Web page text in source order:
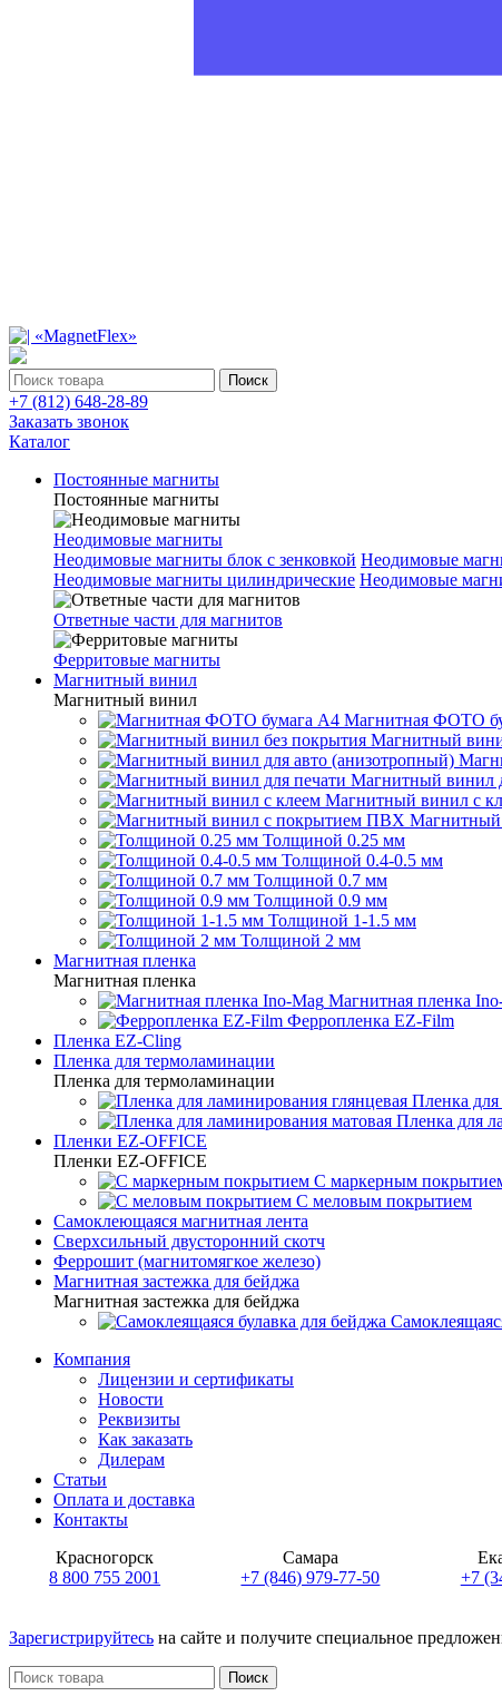
Поиск
+7 (812) 648-28-89
Заказать звонок
Каталог
Постоянные магниты
Постоянные магниты
Неодимовые магниты
Неодимовые магниты блок с зенковкой Неодимовые
Неодимовые магниты цилиндрические Неодимовые
Ответные части для магнитов
Ферритовые магниты
Магнитный винил
Магнитный винил
Магнитная ФОТО
Магнитный
Магнитный винил
Магнитный винил с
Толщиной 0.25 мм
Толщиной 0.4-0.5 мм
Толщиной 0.7 мм
Толщиной 0.9 мм
Толщиной 1-1.5 мм
Толщиной 2 мм
Магнитная пленка
Магнитная пленка
Магнитная пленка
Ферропленка EZ-Film
Пленка EZ-Cling
Пленка для термоламинации
Пленка для термоламинации
Пленка для
Пленка для
Пленки EZ-OFFICE
Пленки EZ-OFFICE
С маркерным
С меловым покрытием
Самоклеющаяся магнитная лента
Сверхсильный двусторонний скотч
Феррошит (магнитомягкое железо)
Магнитная застежка для бейджа
Магнитная застежка для бейджа
Компания
Лицензии и сертификаты
Новости
Реквизиты
Как заказать
Дилерам
Статьи
Оплата и доставка
Контакты
Красногорск
8 800 755 2001
Самара
+7 (846) 979-77-50
+7
Зарегистрируйтесь на сайте и получите специальное
Поиск